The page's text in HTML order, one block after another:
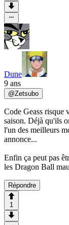
Dune
9 ans
@Zetsubo
Code Geass risque
saison. Déjà qu'ils
l'un des meilleurs
annonce...
Enfin ça peut pas
les Dragon Ball
Répondre
1